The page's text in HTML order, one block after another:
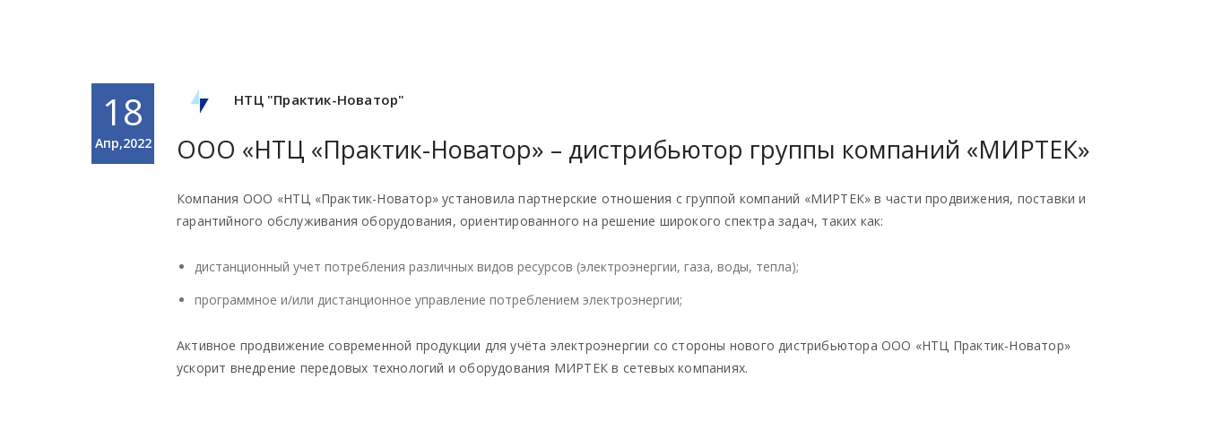
18
Апр,2022
НТЦ "Практик-Новатор"
ООО «НТЦ «Практик-Новатор» – дистрибьютор группы компаний «МИРТЕК»
Компания ООО «НТЦ «Практик-Новатор» установила партнерские отношения с группой компаний «МИРТЕК» в части продвижения, поставки и
гарантийного обслуживания оборудования, ориентированного на решение широкого спектра задач, таких как:
дистанционный учет потребления различных видов ресурсов (электроэнергии, газа, воды, тепла);
программное и/или дистанционное управление потреблением электроэнергии;
Активное продвижение современной продукции для учёта электроэнергии со стороны нового дистрибьютора ООО «НТЦ Практик-Новатор»
ускорит внедрение передовых технологий и оборудования МИРТЕК в сетевых компаниях.